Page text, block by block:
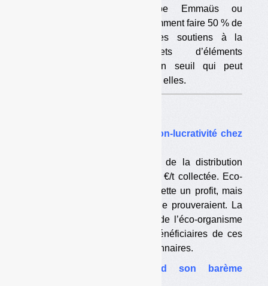
Les structures du type Emmaüs ou
ressourceries doivent notamment faire 50 % de
réemploi pour toucher les soutiens à la
collecte des déchets d’éléments
d’ameublement (DEA). Un seuil qui peut
causer des difficultés, selon elles.
DEEE : questions sur la non-lucrativité chez
Les gros points d’enlèvement de la distribution
(Darty…) touchent jusqu’à 200 €/t collectée. Eco-
systèmes dément que ça permette un profit, mais
ne donne pas de chiffres qui le prouveraient. La
question de la non-lucrativité de l’éco-organisme
est posée, puisque certains bénéficiaires de ces
soutiens font partie de ses actionnaires.
Eco-systèmes défend son barème